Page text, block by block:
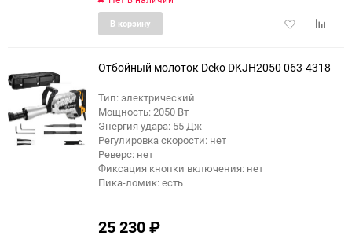
Добавить
В корзину
Отбойный молоток Deko DKJH2050 063-4318
Тип: электрический
Мощность: 2050 Вт
Энергия удара: 55 Дж
Регулировка скорости: нет
Реверс: нет
Фиксация кнопки включения: нет
Пика-ломик: есть
25 230₽